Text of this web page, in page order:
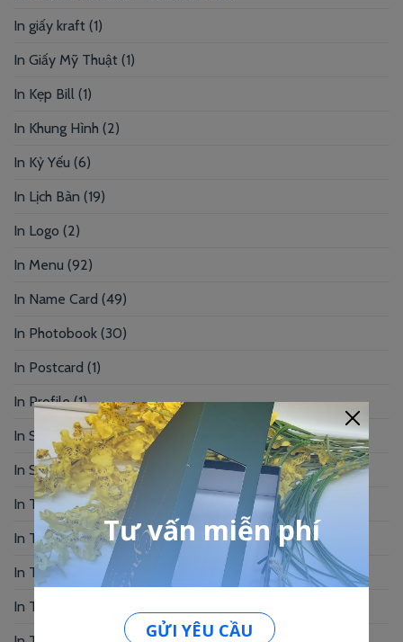
In giấy kraft (1)
In Giấy Mỹ Thuật (1)
In Kẹp Bill (1)
In Khung Hình (2)
In Kỷ Yếu (6)
In Lịch Bàn (19)
In Logo (2)
In Menu (92)
In Name Card (49)
In Photobook (30)
In Postcard (1)
In Profile(1)
In Sổ Tay(2)
In Standee – PP(2)
In Tag Treo(7)
In Thẻ Bài(2)
In Thẻ Nhân Viên (3)
In Thẻ Nhựa